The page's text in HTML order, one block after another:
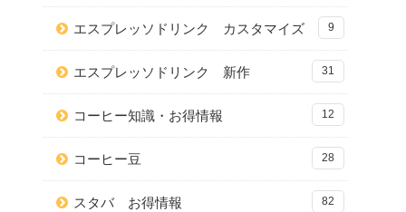
エスプレッソドリンク カスタマイズ 9
エスプレッソドリンク 新作 31
コーヒー知識・お得情報 12
コーヒー豆 28
スタバ お得情報 82